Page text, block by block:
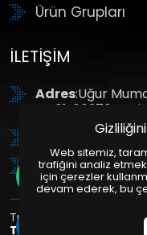
Ürün Grupları
İLETIŞIM
Adres:Uğur
No:61, 06370
: +90 (312)
GSM: +90 (532)
Tüm Hakları Saklıdır. | Bu
Tasarım
Web sitemiz,
trafiğini analiz
için çerezler
devam ederek, bu